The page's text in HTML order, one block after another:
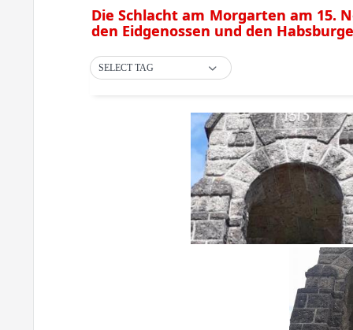
Die Schlacht am Morgarten am 15.
den Eidgenossen und den
SELECT TAG